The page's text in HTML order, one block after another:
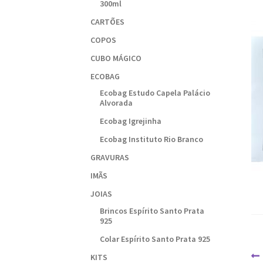
300ml
CARTÕES
COPOS
CUBO MÁGICO
ECOBAG
Ecobag Estudo Capela Palácio
Alvorada
Ecobag Igrejinha
Ecobag Instituto Rio Branco
GRAVURAS
IMÃS
JOIAS
Brincos Espírito Santo Prata
925
Colar Espírito Santo Prata 925
KITS